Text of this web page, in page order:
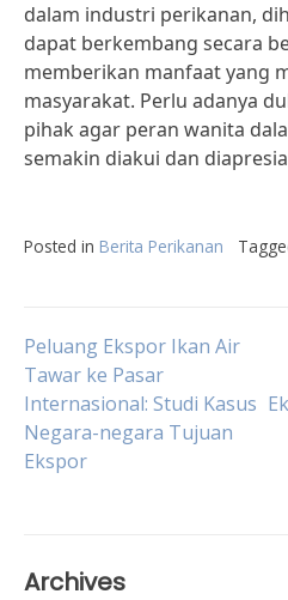
dalam industri perikanan,
dapat berkembang secara
memberikan manfaat yang
masyarakat. Perlu adanya
pihak agar peran wanita
semakin diakui dan
Posted in Berita Perikanan
Post
navigation
Peluang Ekspor Ikan Air
Tawar ke Pasar
Internasional: Studi Kasus
Negara-negara Tujuan
Ekspor
Archives